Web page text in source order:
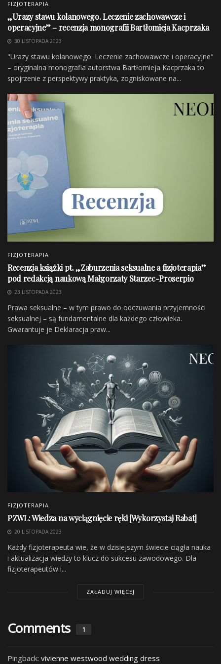
lutego do czerwca z powodu bólu był w stanie grać
maksymalnie 20 minut podczas meczu. Stracił całą
rundę wiosenną.
W pierwszej kolejności podczas terapii skupiłem się na
uelastycznieniu więzadła pobocznego przyśrodkowego.
Stosowałem manipulacje oraz głęboki masaż
poprzeczny. Z czasem zacząłem wprowadzać treningi
mające na celu odbudowanie siły mięśniowej i
propriocepcji (czucia głębokiego) uszkodzonego stawu
kolanowego.
Po kilku terapiach i realizacji zadań domowych
poprawiliśmy zakres ruchu oraz odbudowaliśmy w
dużym stopniu siłę kontuzjowanej kończyny dolnej.
Zawodnik jest w stanie rozegrać cały mecz.
kontynuujemy pracę, aby zredukować ryzyko nawrotu
Zobacz również
„Urazy stawu kolanowego. Leczenie
zachowawcze i operacyjne” – recenzja
monografii Bartłomieja Kacprzaka
3 LATA TEMU
Recenzja książki pt. „Zaburzenia seksualne a
fizjoterapia” pod redakcją naukową Małgorzaty
Starzec-Proserpio
FIZJOTERAPIA
„Urazy stawu kolanowego. Leczenie zachowawcze i
operacyjne” – recenzja monografii Bartłomieja Kacprzaka
30 LISTOPADA 2023
"Urazy stawu kolanowego. Leczenie zachowawcze i operacyjne"
– oryginalna monografia autorstwa Bartłomieja Kacprzaka to
spojrzenie z perspektywy praktyka, zogniskowane na...
FIZJOTERAPIA
Recenzja książki pt. „Zaburzenia seksualne a fizjoterapia”
pod redakcją naukową Małgorzaty Starzec-Proserpio
23 LISTOPADA 2023
Prawa seksualne – w tym prawo do odczuwania przyjemności
seksualnej – są fundamentalne dla każdego człowieka.
Gwarantuje je Deklaracja praw...
FIZJOTERAPIA
PZWL: Wiedza na wyciągnięcie ręki [Wykorzystaj Rabat]
20 LISTOPADA 2023
Każdy fizjoterapeuta wie, że w dzisiejszym świecie ciągła nauka
i aktualizacja wiedzy to klucz do sukcesu zawodowego. Dla
fizjoterapeutów i...
ZAŁADUJ WIĘCEJ
Comments 1
Pingback: vivienne westwood wedding dress